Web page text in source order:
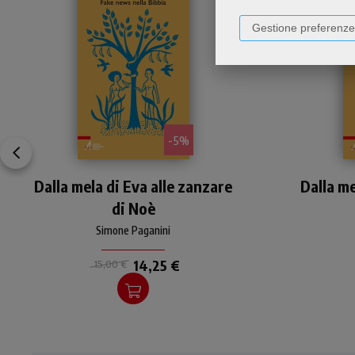
Gestione preferenze
- 5%
Simone Paganini ci svela
comprendere la Bibbia da
una prospettiva nuova e
Simone Paganini
Dalla mela di Eva alle zanzare
di Noè
15,00 € 14,25 €
Dalla